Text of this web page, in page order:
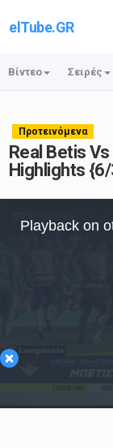
elTube.GR
Βίντεο Σειρές
Προτεινόμενα
Real Betis
Highlights
×
Playback on